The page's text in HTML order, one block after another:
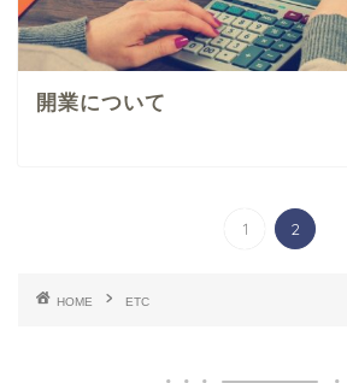
開業について
1 2
HOME ETC